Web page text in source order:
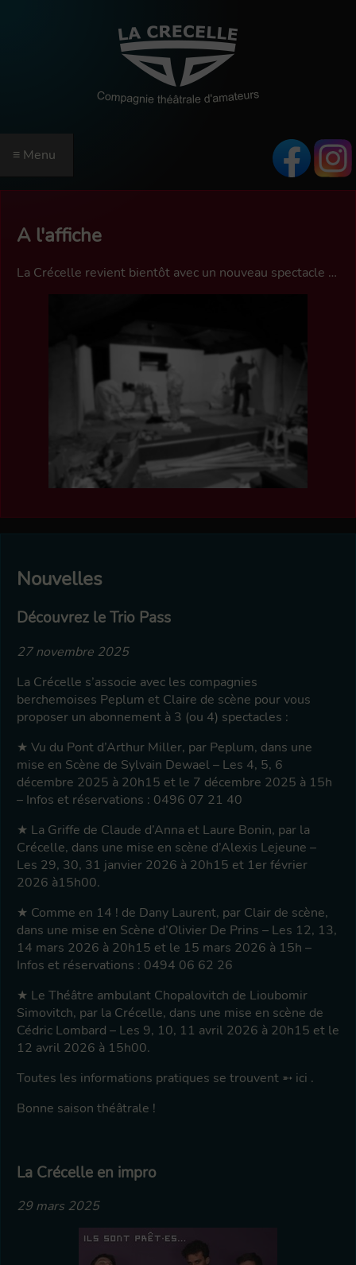
≡ Menu
ACCUEIL
INFORMATIONS
ABONNEMENTS
EN SAVOIR PLUS
CONTACTEZ-NOUS
LOCALISATION
NOS FEUILLETS
PARTICIPEZ
SPECTACLES PASSÉS
A l'affiche
La Crécelle revient bientôt avec un nouveau spectacle …
Nouvelles
Découvrez le Trio Pass
27 novembre 2025
La Crécelle s’associe avec les compagnies
berchemoises Peplum et Claire de scène pour vous
proposer un abonnement à 3 (ou 4) spectacles :
★ Vu du Pont d’Arthur Miller, par Peplum, dans une
mise en Scène de Sylvain Dewael – Les 4, 5, 6
décembre 2025 à 20h15 et le 7 décembre 2025 à 15h
– Infos et réservations : 0496 07 21 40
★ La Griffe de Claude d’Anna et Laure Bonin, par la
Crécelle, dans une mise en scène d’Alexis Lejeune –
Les 29, 30, 31 janvier 2026 à 20h15 et 1er février
2026 à15h00.
★ Comme en 14 ! de Dany Laurent, par Clair de scène,
dans une mise en Scène d’Olivier De Prins – Les 12, 13,
14 mars 2026 à 20h15 et le 15 mars 2026 à 15h –
Infos et réservations : 0494 06 62 26
★ Le Théâtre ambulant Chopalovitch de Lioubomir
Simovitch, par la Crécelle, dans une mise en scène de
Cédric Lombard – Les 9, 10, 11 avril 2026 à 20h15 et le
12 avril 2026 à 15h00.
Toutes les informations pratiques se trouvent
ici .
Bonne saison théâtrale !
La Crécelle en impro
29 mars 2025